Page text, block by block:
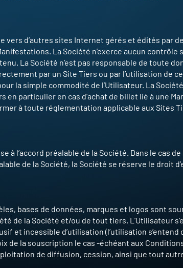
d’autres sites Internet gérés et édités par
La Société n’exerce aucun contrôle
La Société n’est pas responsable de toute
par un Site Tiers ou par l’utilisation de
la simple commodité de l’Utilisateur. La
particulier en cas d’achat de billet lié à une
à toute réglementation applicable aux Sites
l’accord préalable de la Société. Dans le cas
de la Société, la Société se réserve le droit
bases de données, marques et logos sont
de la Société et/ou de tout tiers. L’Utilisateur
et incessible d’utilisation (l’utilisation s’entend
de la souscription le cas -échéant aux
de diffusion, cession, ainsi que tout